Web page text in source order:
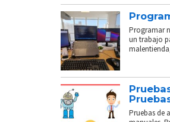
Programar
un trabajo
Pruebas de